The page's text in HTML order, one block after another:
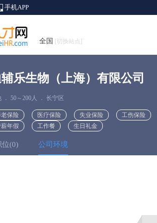
手机APP
全国 [切换站点]
乐生物（上海）有限公司
． 50～200人 ． 长宁区
老保险 医疗保险 失业保险 工伤保险
年假
工作餐 生日礼金
位(0) 公司环境